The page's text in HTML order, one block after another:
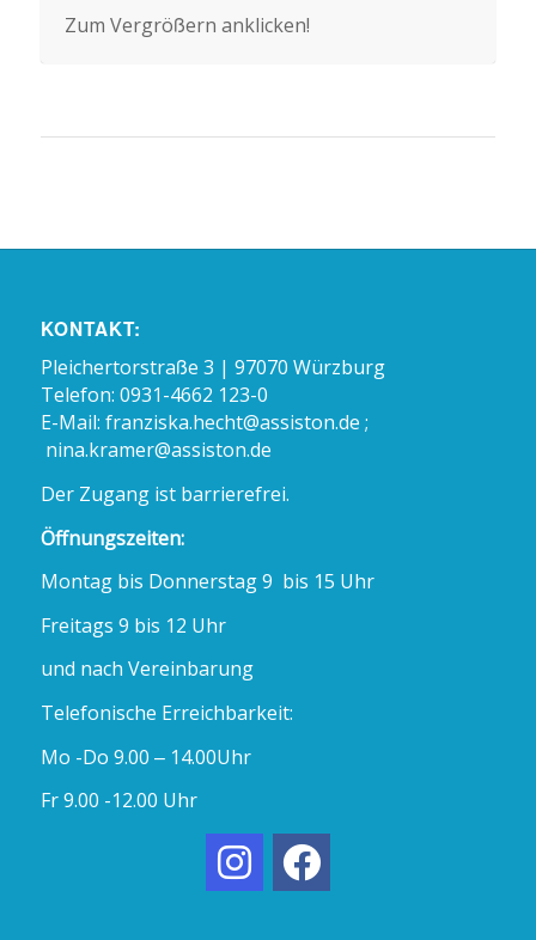
Zum Vergrößern anklicken!
KONTAKT:
Pleichertorstraße 3 | 97070 Würzburg
Telefon: 0931-4662 123-0
E-Mail: franziska.hecht@assiston.de ;
nina.kramer@assiston.de
Der Zugang ist barrierefrei.
Öffnungszeiten:
Montag bis Donnerstag 9 bis 15 Uhr
Freitags 9 bis 12 Uhr
und nach Vereinbarung
Telefonische Erreichbarkeit:
Mo -Do 9.00 – 14.00Uhr
Fr 9.00 -12.00 Uhr